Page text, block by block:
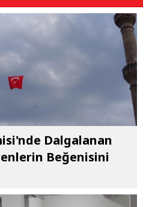
Dalgalanan
Beğenisini